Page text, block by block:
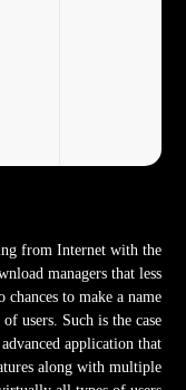
from Internet with the
managers that less
to make a name
users. Such is the case
application that
along with multiple